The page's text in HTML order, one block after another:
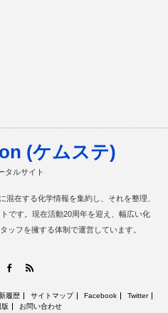
(ケムステ)
タルサイト
在する化学情報を集約し、それを整理、
です。現在活動20周年を迎え、幅広い化
ッフを擁する体制で運営しています。
Facebook
履歴 サイトマップ Facebook
Twitter
お問い合わせ